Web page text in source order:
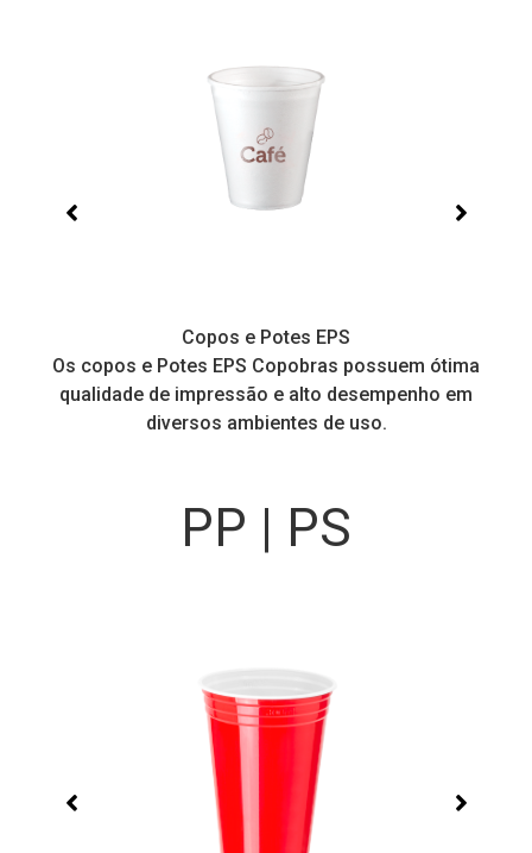
Copos e Potes EPS
Os copos e Potes EPS Copobras possuem ótima
qualidade de impressão e alto desempenho em
diversos ambientes de uso.
PP | PS